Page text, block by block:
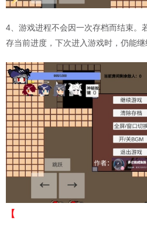
4、游戏进程不会因一次存档而结束。
存当前进度，下次进入游戏时，仍能继
【